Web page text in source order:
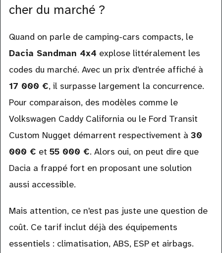
cher du marché ?
Quand on parle de camping-cars compacts, le
Dacia Sandman 4x4 explose littéralement les
codes du marché. Avec un prix d'entrée affiché à
17 000 €, il surpasse largement la concurrence.
Pour comparaison, des modèles comme le
Volkswagen Caddy California ou le Ford Transit
Custom Nugget démarrent respectivement à 30
000 € et 55 000 €. Alors oui, on peut dire que
Dacia a frappé fort en proposant une solution
aussi accessible.
Mais attention, ce n'est pas juste une question de
coût. Ce tarif inclut déjà des équipements
essentiels : climatisation, ABS, ESP et airbags.